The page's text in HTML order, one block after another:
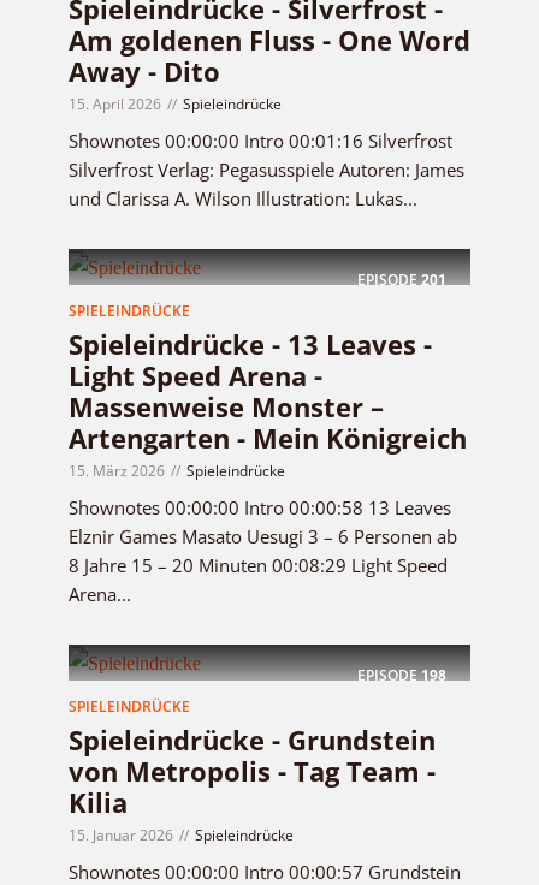
Spieleindrücke - Silverfrost -
Am goldenen Fluss - One Word
Away - Dito
15. April 2026 Spieleindrücke
Shownotes 00:00:00 Intro 00:01:16 Silverfrost
Silverfrost Verlag: Pegasusspiele Autoren: James
und Clarissa A. Wilson Illustration: Lukas...
EPISODE201
SPIELEINDRÜCKE
Spieleindrücke - 13 Leaves -
Light Speed Arena -
Massenweise Monster –
Artengarten - Mein Königreich
15. März 2026 Spieleindrücke
Shownotes 00:00:00 Intro 00:00:58 13 Leaves
Elznir Games Masato Uesugi 3 – 6 Personen ab
8 Jahre 15 – 20 Minuten 00:08:29 Light Speed
Arena...
EPISODE198
SPIELEINDRÜCKE
Spieleindrücke - Grundstein
von Metropolis - Tag Team -
Kilia
15. Januar 2026 Spieleindrücke
Shownotes 00:00:00 Intro 00:00:57 Grundstein